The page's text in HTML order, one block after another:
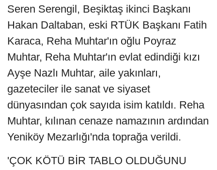
Seren Serengil, Beşiktaş ikinci Başkanı
Hakan Daltaban, eski RTÜK Başkanı Fatih
Karaca, Reha Muhtar'ın oğlu Poyraz
Muhtar, Reha Muhtar'ın evlat edindiği kızı
Ayşe Nazlı Muhtar, aile yakınları,
gazeteciler ile sanat ve siyaset
dünyasından çok sayıda isim katıldı. Reha
Muhtar, kılınan cenaze namazının ardından
Yeniköy Mezarlığı'nda toprağa verildi.
'ÇOK KÖTÜ BİR TABLO OLDUĞUNU